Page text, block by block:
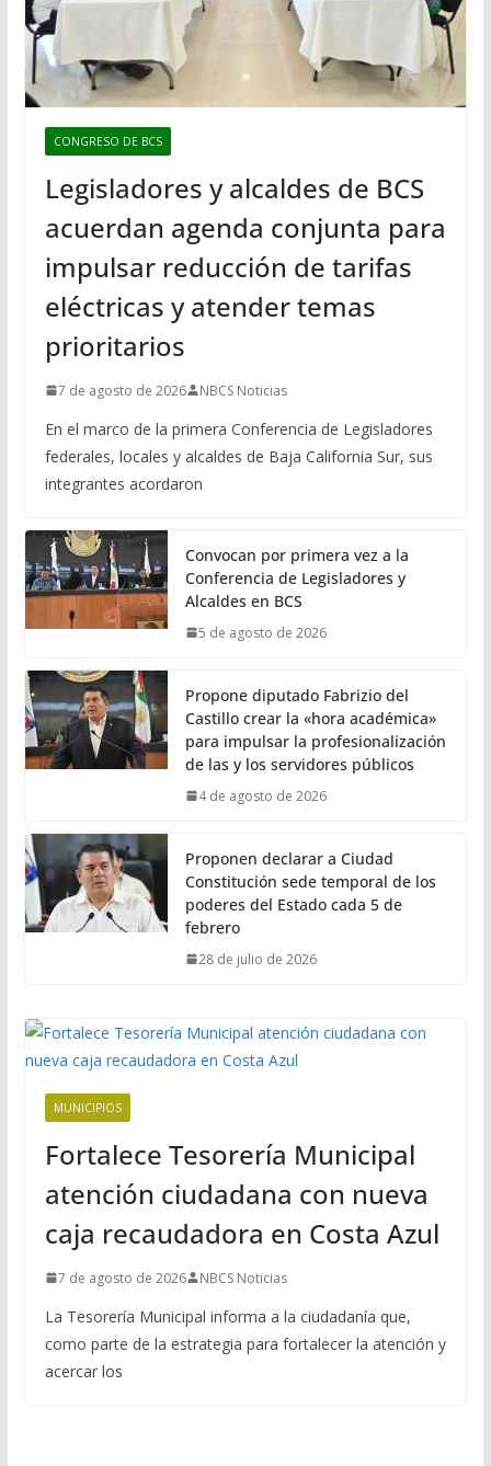
CONGRESO DE BCS
Legisladores y alcaldes de BCS
acuerdan agenda conjunta para
impulsar reducción de tarifas
eléctricas y atender temas
prioritarios
7 de agosto de 2026 NBCS Noticias
En el marco de la primera Conferencia de Legisladores
federales, locales y alcaldes de Baja California Sur, sus
integrantes acordaron
Convocan por primera vez a la
Conferencia de Legisladores y
Alcaldes en BCS
5 de agosto de 2026
Propone diputado Fabrizio del
Castillo crear la «hora académica»
para impulsar la profesionalización
de las y los servidores públicos
4 de agosto de 2026
Proponen declarar a Ciudad
Constitución sede temporal de los
poderes del Estado cada 5 de
febrero
28 de julio de 2026
MUNICIPIOS
Fortalece Tesorería Municipal
atención ciudadana con nueva
caja recaudadora en Costa Azul
7 de agosto de 2026 NBCS Noticias
La Tesorería Municipal informa a la ciudadanía que,
como parte de la estrategia para fortalecer la atención y
acercar los